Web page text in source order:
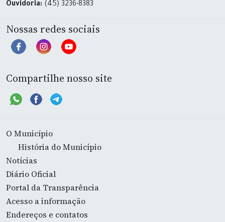
Ouvidoria: (45) 3236-8383
Nossas redes sociais
Compartilhe nosso site
O Município
História do Município
Notícias
Diário Oficial
Portal da Transparência
Acesso a informação
Endereços e contatos